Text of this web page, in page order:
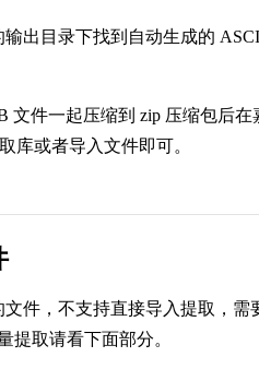
出目录下找到自动生成的
文件一起压缩到 zip 压缩包后在
库或者导入文件即可。
件，不支持直接导入提取，需
提取请看下面部分。